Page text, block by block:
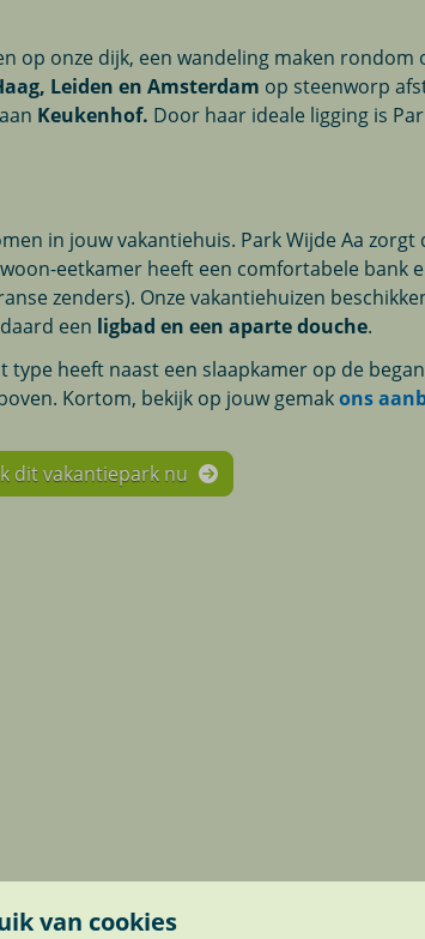
op onze dijk, een wandeling maken
Leiden en Amsterdam op steenworp
Keukenhof. Door haar ideale ligging is
in jouw vakantiehuis. Park Wijde Aa
eetkamer heeft een comfortabele bank
zenders). Onze vakantiehuizen
een ligbad en een aparte douche.
heeft naast een slaapkamer op de
Kortom, bekijk op jouw gemakons
dit vakantiepark nu
van cookies